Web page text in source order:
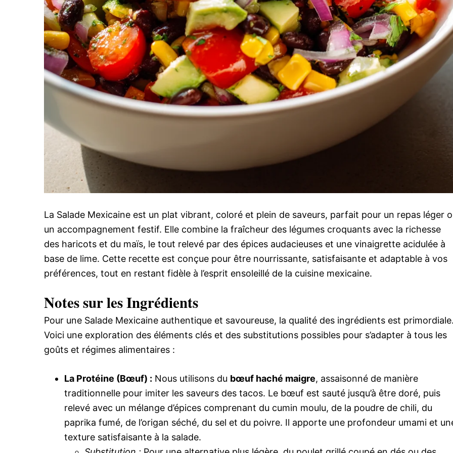
La Salade Mexicaine est un plat vibrant, coloré et plein de saveurs, parfait pour un repas léger
un accompagnement festif. Elle combine la fraîcheur des légumes croquants avec la richesse
des haricots et du maïs, le tout relevé par des épices audacieuses et une vinaigrette acidulée à
base de lime. Cette recette est conçue pour être nourrissante, satisfaisante et adaptable à vos
préférences, tout en restant fidèle à l’esprit ensoleillé de la cuisine mexicaine.
Notes sur les Ingrédients
Pour une Salade Mexicaine authentique et savoureuse, la qualité des ingrédients est
Voici une exploration des éléments clés et des substitutions possibles pour s’adapter à tous les
goûts et régimes alimentaires :
La Protéine (Bœuf) : Nous utilisons du bœuf haché maigre, assaisonné de manière
traditionnelle pour imiter les saveurs des tacos. Le bœuf est sauté jusqu’à être doré, puis
relevé avec un mélange d’épices comprenant du cumin moulu, de la poudre de chili, du
paprika fumé, de l’origan séché, du sel et du poivre. Il apporte une profondeur umami et
texture satisfaisante à la salade.